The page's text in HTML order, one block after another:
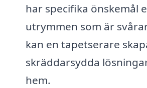
har specifika önskemål
utrymmen som är
kan en tapetserare
skräddarsydda
hem.